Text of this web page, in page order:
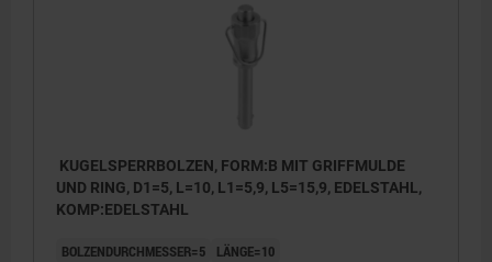
KUGELSPERRBOLZEN, FORM:B MIT GRIFFMULDE
UND RING, D1=5, L=10, L1=5,9, L5=15,9, EDELSTAHL,
KOMP:EDELSTAHL
BOLZENDURCHMESSER=5
LÄNGE=10